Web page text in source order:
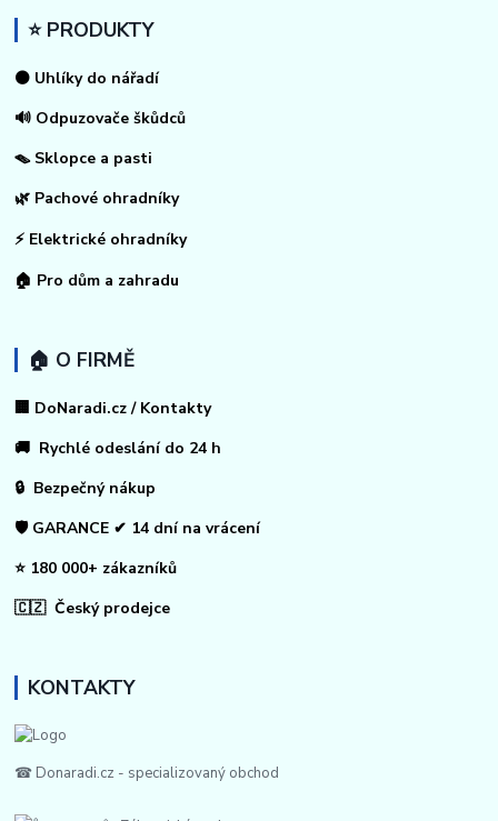
⭐ PRODUKTY
⚫ Uhlíky do nářadí
🔊 Odpuzovače škůdců
🪤 Sklopce a pasti
🌿 Pachové ohradníky
⚡ Elektrické ohradníky
🏠 Pro dům a zahradu
🏠 O FIRMĚ
🏢 DoNaradi.cz / Kontakty
🚚 Rychlé odeslání do 24 h
🔒 Bezpečný nákup
🛡️ GARANCE ✔ 14 dní na vrácení
⭐ 180 000+ zákazníků
🇨🇿 Český prodejce
KONTAKTY
☎ Donaradi.cz - specializovaný obchod